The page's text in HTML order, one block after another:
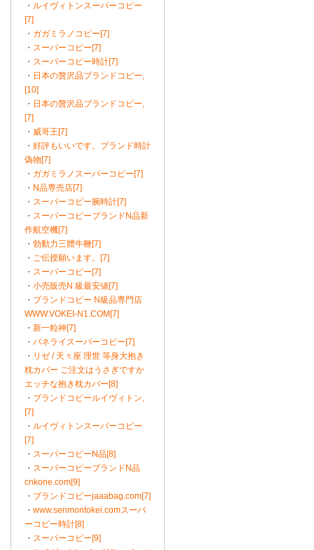
・ ルイヴィトンスーパーコピー
[7]
・ ガガミラノコピー[7]
・ スーパーコピー[7]
・ スーパーコピー時計[7]
・ 日本の贅沢品ブランドコピー,
[10]
・ 日本の贅沢品ブランドコピー,
[7]
・ 威哥王[7]
・ 好評もいいです。ブランド時計
偽物[7]
・ ガガミラノスーパーコピー[7]
・ N品専売店[7]
・ スーパーコピー腕時計[7]
・ スーパーコピーブランドN品新
作航空機[7]
・ 勃動力三體牛鞭[7]
・ ご伝授願います。[7]
・ スーパーコピー[7]
・ 小売販売N 級最安値[7]
・ ブランドコピー N級品専門店
WWW.VOKEI-N1.COM[7]
・ 新一粒神[7]
・ パネライスーパーコピー[7]
・ リゼ / 天々座 理世 等身大抱き
枕カバー ご注文はうさぎですか
エッチな抱き枕カバー[8]
・ ブランドコピールイヴィトン,
[7]
・ ルイヴィトンスーパーコピー
[7]
・ スーパーコピーN品[8]
・ スーパーコピーブランドN品
cnkone.com[9]
・ ブランドコピーjaaabag.com[7]
・ www.senmontokei.comスーパ
ーコピー時計[8]
・ スーパーコピー[9]